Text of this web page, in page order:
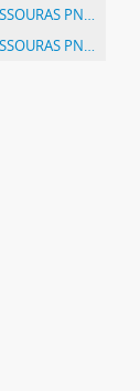
APERFEIÇOAMENTOS EM VASSOURAS PNEUMATICAS
APERFEIÇOAMENTOS EM VASSOURAS PNEUMATICAS